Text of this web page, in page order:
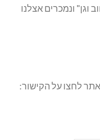
וגן" ונמכרים אצלנו
לחצו על הקישור: